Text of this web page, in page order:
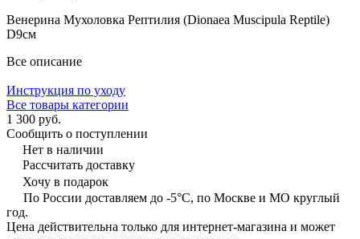
Венерина Мухоловка Рептилия (Dionaea Muscipula Reptile)
D9см
Все описание
Инструкция по уходу
Все товары категории
1 300 руб.
Сообщить о поступлении
Нет в наличии
Рассчитать доставку
Хочу в подарок
По России доставляем до -5°C, по Москве и МО круглый
год.
Цена действительна только для интернет-магазина и может